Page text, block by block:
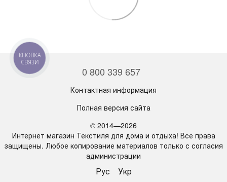
0 800 339 657
Контактная информация
Полная версия сайта
© 2014—2026
Интернет магазин Текстиля для дома и отдыха! Все права
защищены. Любое копирование материалов только с согласия
администрации
Рус Укр
КНОПКА
СВЯЗИ